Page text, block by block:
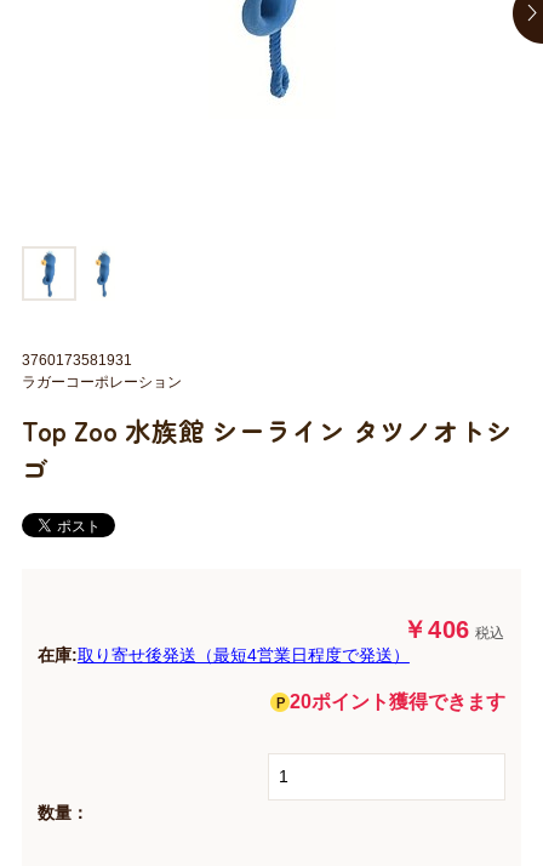
Top Zoo 水族館 シーライン タツノオトシ
ゴ
￥406 税込
在庫:取り寄せ後発送（最短4営業日程度で発送）
20ポイント獲得できます
数量：
3760173581931
ラガーコーポレーション